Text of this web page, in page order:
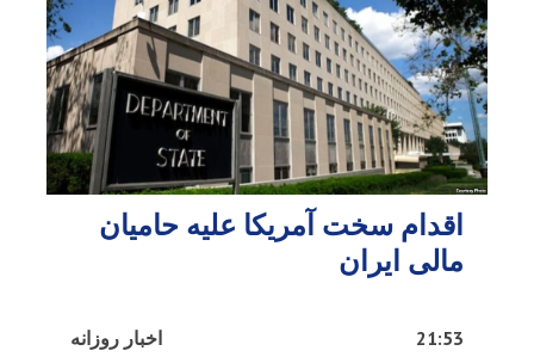
اقدام سخت آمریکا علیه حامیان
مالی ایران
اخبار روزانه 21:53